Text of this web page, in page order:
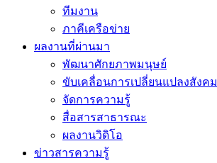
ทีมงาน
ภาคีเครือข่าย
ผลงานที่ผ่านมา
พัฒนาศักยภาพมนุษย์
ขับเคลื่อนการเปลี่ยนแปลงสังคม
จัดการความรู้
สื่อสารสาธารณะ
ผลงานวิดิโอ
ข่าวสารความรู้